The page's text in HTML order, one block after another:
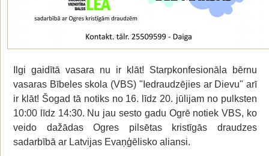
Ilgi gaidītā vasara nu ir klāt! Starpkonfesionāla bērnu
vasaras Bībeles skola (VBS) "Iedraudzējies ar Dievu" arī
ir klāt! Šogad tā notiks no 16. līdz 20. jūlijam no pulksten
10:00 līdz 14:30. Nu jau sesto gadu Ogrē notiek VBS, ko
veido dažādas Ogres pilsētas kristīgās draudzes
sadarbībā ar Latvijas Evaņģēlisko aliansi.